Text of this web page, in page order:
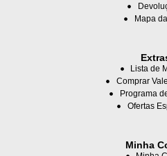
Mapa
Lista de
Comprar
Programa
Ofertas
Minha